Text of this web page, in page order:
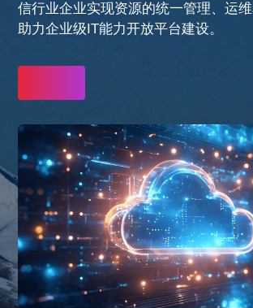
信行业企业实现资源的统一管理、运维
助力企业级IT能力开放平台建设。